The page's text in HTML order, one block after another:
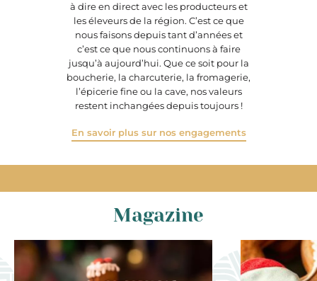
à dire en direct avec les producteurs et
les éleveurs de la région. C’est ce que
nous faisons depuis tant d’années et
c’est ce que nous continuons à faire
jusqu’à aujourd’hui. Que ce soit pour la
boucherie, la charcuterie, la fromagerie,
l’épicerie fine ou la cave, nos valeurs
restent inchangées depuis toujours !
En savoir plus sur nos engagements
Magazine